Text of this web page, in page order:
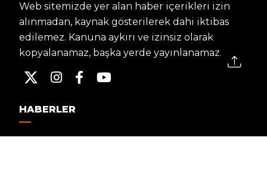
Web sitemizde yer alan haber içerikleri izin
alınmadan, kaynak gösterilerek dahi iktibas
edilemez. Kanuna aykırı ve izinsiz olarak
kopyalanamaz, başka yerde yayınlanamaz.
HABERLER